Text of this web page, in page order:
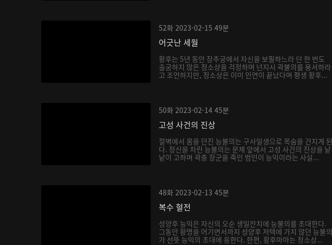
52화 2023-02-15 49분
어긋난 세월
황후는 5년 동안 장추궁에서 자신을 보필하느라 단 한 번도
출궁하지 않은 정소상을 걱정하며 넌지시 곽불의를 용서하라
고 조언하지만, 정소상은 이미 인연이 끝났다며 평생 황후...
50화 2023-02-14 45분
고성 사건의 진상
절벽에서 몸을 던진 능불의는 구사일생으로 목숨을 건지게 된
다. 정신을 차린 능불의는 문제 앞에서 고성 사건의 진상을 낱
낱이 고하며 곽충 장군을 죽인 범인이 능익이라는 사실...
48화 2023-02-13 45분
복수 혈전
성양후 능익은 자신의 오순 생일잔치에 능불의를 초대한다.
그동안 황명을 어기면서까지 성양후 저택에 가지 않던 능불의
가 선뜻 능익의 초대에 응한다. 한편, 황후마마는 정소상...